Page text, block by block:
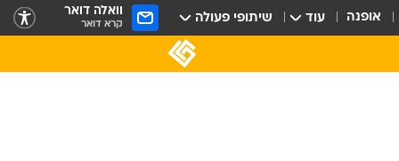
אופנה עוד שיתופי פעולה וואלה דואר
קרא דואר